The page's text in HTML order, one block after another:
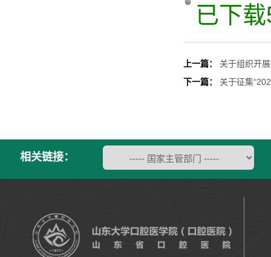
已下载
上一篇：
关于组织开
下一篇：
关于征集
相关链接：